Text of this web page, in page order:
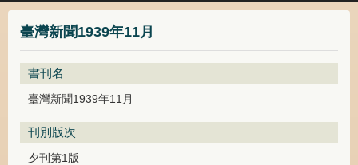
臺灣新聞1939年11月
書刊名
臺灣新聞1939年11月
刊別版次
夕刊第1版